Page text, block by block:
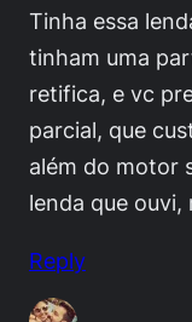
Tinha essa
tinham uma
retifica, e vc
parcial, que
além do motor
lenda que ouvi,
Reply